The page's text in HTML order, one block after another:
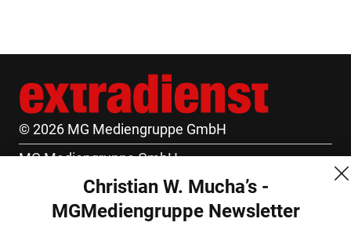
© 2026 MG Mediengruppe GmbH
MG Mediengruppe GmbH
Burgring 1/7
1010 Wien
Christian W. Mucha’s -
MGMediengruppe Newsletter